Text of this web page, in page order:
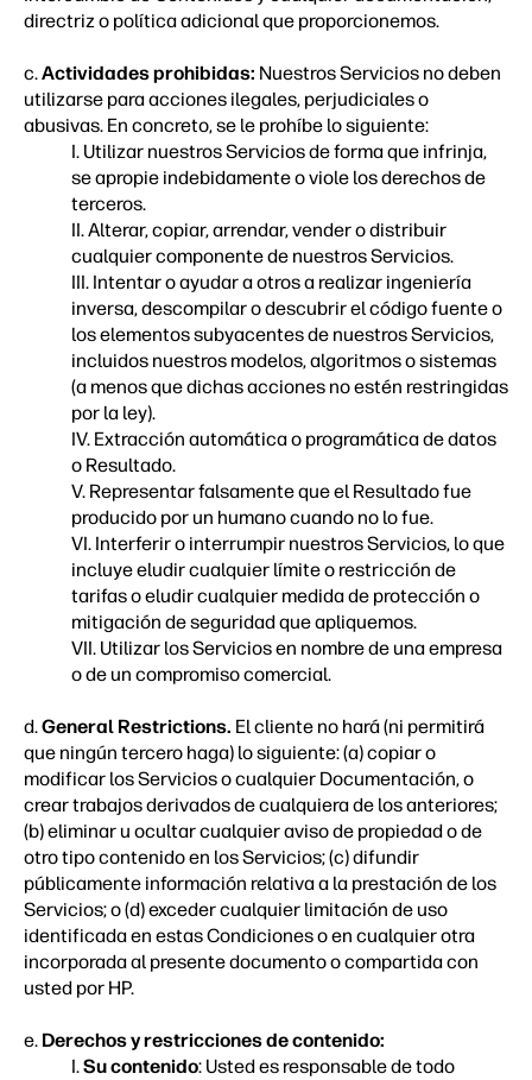
directriz o política adicional que proporcionemos.
c.Actividades prohibidas: Nuestros Servicios no deben
utilizarse para acciones ilegales, perjudiciales o
abusivas. En concreto, se le prohíbe lo siguiente:
I. Utilizar nuestros Servicios de forma que infrinja,
se apropie indebidamente o viole los derechos de
terceros.
II. Alterar, copiar, arrendar, vender o distribuir
cualquier componente de nuestros Servicios.
III. Intentar o ayudar a otros a realizar ingeniería
inversa, descompilar o descubrir el código fuente o
los elementos subyacentes de nuestros Servicios,
incluidos nuestros modelos, algoritmos o sistemas
(a menos que dichas acciones no estén restringidas
por la ley).
IV. Extracción automática o programática de datos
o Resultado.
V. Representar falsamente que el Resultado fue
producido por un humano cuando no lo fue.
VI. Interferir o interrumpir nuestros Servicios, lo que
incluye eludir cualquier límite o restricción de
tarifas o eludir cualquier medida de protección o
mitigación de seguridad que apliquemos.
VII. Utilizar los Servicios en nombre de una empresa
o de un compromiso comercial.
d.General Restrictions. El cliente no hará (ni permitirá
que ningún tercero haga) lo siguiente: (a) copiar o
modificar los Servicios o cualquier Documentación, o
crear trabajos derivados de cualquiera de los anteriores;
(b) eliminar u ocultar cualquier aviso de propiedad o de
otro tipo contenido en los Servicios; (c) difundir
públicamente información relativa a la prestación de los
Servicios; o (d) exceder cualquier limitación de uso
identificada en estas Condiciones o en cualquier otra
incorporada al presente documento o compartida con
usted por HP.
e. Derechos y restricciones de contenido:
I.Su contenido: Usted es responsable de todo